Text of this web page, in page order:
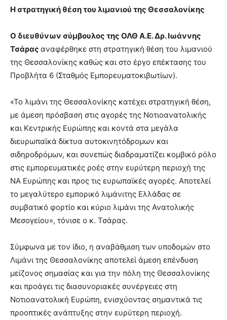
Η στρατηγική θέση του λιμανιού της Θεσσαλονίκης
Ο διευθύνων σύμβουλος της ΟΛΘ Α.Ε. Δρ. Ιωάννης
Τσάρας αναφέρθηκε στη στρατηγική θέση του λιμανιού
της Θεσσαλονίκης καθώς και στο έργο επέκτασης του
Προβλήτα 6 (Σταθμός Εμπορευματοκιβωτίων).
«Το λιμάνι της Θεσσαλονίκης κατέχει στρατηγική θέση,
με άμεση πρόσβαση στις αγορές της Νοτιοανατολικής
και Κεντρικής Ευρώπης και κοντά στα μεγάλα
διευρωπαϊκά δίκτυα αυτοκινητόδρομων και
σιδηροδρόμων, και συνεπώς διαδραματίζει κομβικό ρόλο
στις εμπορευματικές ροές στην ευρύτερη περιοχή της
ΝΑ Ευρώπης και προς τις ευρωπαϊκές αγορές. Αποτελεί
το μεγαλύτερο εμπορικό λιμάνιτης Ελλάδας σε
συμβατικό φορτίο και κύριο λιμάνι της Ανατολικής
Μεσογείου», τόνισε ο κ. Τσάρας.
Σύμφωνα με τον ίδιο, η αναβάθμιση των υποδομών στο
Λιμάνι της Θεσσαλονίκης αποτελεί άμεση επένδυση
μείζονος σημασίας και για την πόλη της Θεσσαλονίκης
και προάγει τις διασυνοριακές συνέργειες στη
Νοτιοανατολική Ευρώπη, ενισχύοντας σημαντικά τις
προοπτικές ανάπτυξης στην ευρύτερη περιοχή.